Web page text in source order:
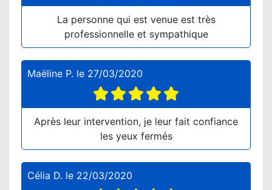
La personne qui est venue est très
professionnelle et sympathique
Maëline P. le 27/03/2020
Après leur intervention, je leur fait confiance
les yeux fermés
Célia D. le 22/03/2020